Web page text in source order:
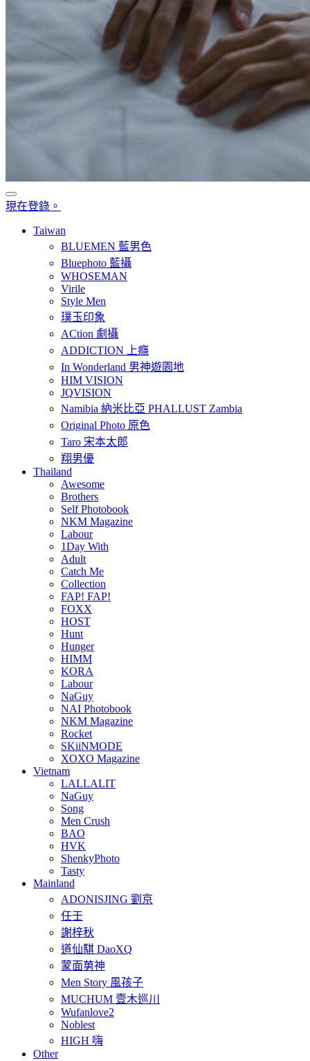
現在登錄。
Taiwan
BLUEMEN 藍男色
Bluephoto 藍攝
WHOSEMAN
Virile
Style Men
璞玉印象
ACtion 劇攝
ADDICTION 上癮
In Wonderland 男神遊園地
HIM VISION
JQVISION
Namibia 納米比亞 PHALLUST Zambia
Original Photo 原色
Taro 宋本太郎
翔男優
Thailand
Awesome
Brothers
Self Photobook
NKM Magazine
Labour
1Day With
Adult
Catch Me
Collection
FAP! FAP!
FOXX
HOST
Hunt
Hunger
HIMM
KORA
Labour
NaGuy
NAI Photobook
NKM Magazine
Rocket
SKiiNMODE
XOXO Magazine
Vietnam
LALLALIT
NaGuy
Song
Men Crush
BAO
HVK
ShenkyPhoto
Tasty
Mainland
ADONISJING 劉京
任壬
謝梓秋
道仙騏 DaoXQ
蒙面莮神
Men Story 風孩子
MUCHUM 壹木巡川
Wufanlove2
Noblest
HIGH 嗨
Other